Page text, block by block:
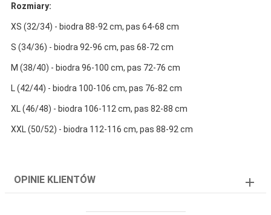
Rozmiary:
XS (32/34) - biodra 88-92 cm, pas 64-68 cm
S (34/36) - biodra 92-96 cm, pas 68-72 cm
M (38/40) - biodra 96-100 cm, pas 72-76 cm
L (42/44) - biodra 100-106 cm, pas 76-82 cm
XL (46/48) - biodra 106-112 cm, pas 82-88 cm
XXL (50/52) - biodra 112-116 cm, pas 88-92 cm
OPINIE KLIENTÓW